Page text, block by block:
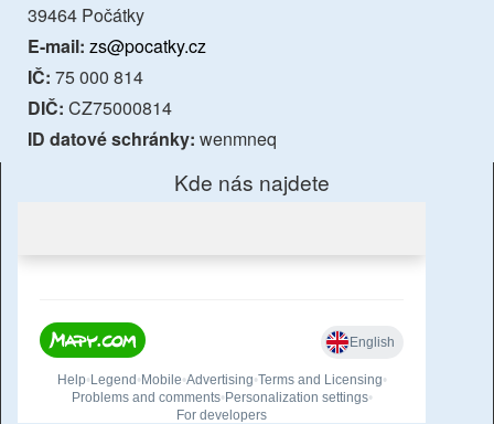
39464 Počátky
E-mail: zs@pocatky.cz
IČ: 75 000 814
DIČ: CZ75000814
ID datové schránky: wenmneq
Kde nás najdete